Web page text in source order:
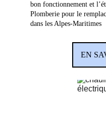
EN
bon fonctionnement et
Plomberie pour le
dans les Alpes-Maritimes